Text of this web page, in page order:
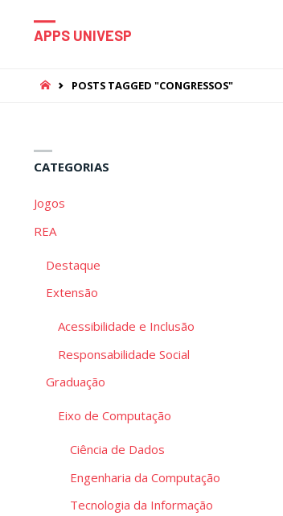
APPS UNIVESP
HOMEPOSTS TAGGED "CONGRESSOS"
CATEGORIAS
Jogos
REA
Destaque
Extensão
Acessibilidade e Inclusão
Responsabilidade Social
Graduação
Eixo de Computação
Ciência de Dados
Engenharia da Computação
Tecnologia da Informação